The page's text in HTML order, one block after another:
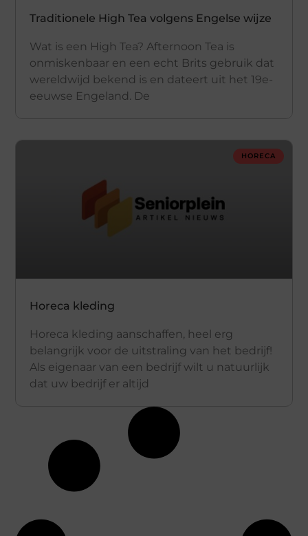
Traditionele High Tea volgens Engelse wijze
Wat is een High Tea? Afternoon Tea is
onmiskenbaar en een echt Brits gebruik dat
wereldwijd bekend is en dateert uit het 19e-
eeuwse Engeland. De
HORECA
Horeca kleding
Horeca kleding aanschaffen, heel erg
belangrijk voor de uitstraling van het bedrijf!
Als eigenaar van een bedrijf wilt u natuurlijk
dat uw bedrijf er altijd